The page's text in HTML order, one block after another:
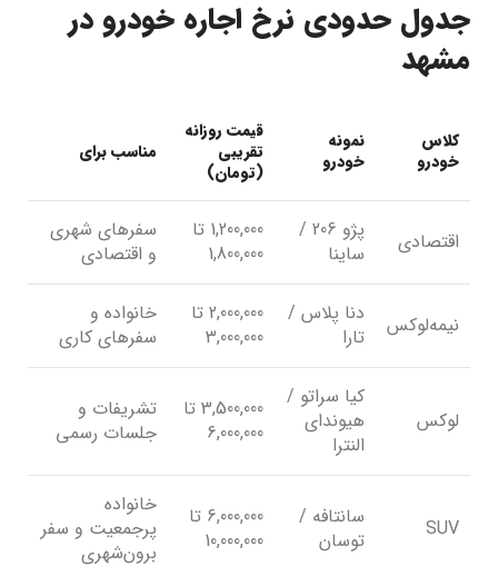
جدول حدودی نرخ اجاره خودرو در
مشهد
کلاس
خودرو
نمونه
خودرو
قیمت روزانه
تقریبی
(تومان)
مناسب برای
اقتصادی
پژو 206 /
ساینا
1,200,000 تا
1,800,000
سفرهای شهری
و اقتصادی
نیمه‌لوکس
دنا پلاس /
تارا
2,000,000 تا
3,000,000
خانواده و
سفرهای کاری
لوکس
کیا سراتو /
هیوندای
النترا
3,500,000 تا
6,000,000
تشریفات و
جلسات رسمی
SUV
سانتافه /
توسان
6,000,000 تا
10,000,000
خانواده
پرجمعیت و سفر
برون‌شهری